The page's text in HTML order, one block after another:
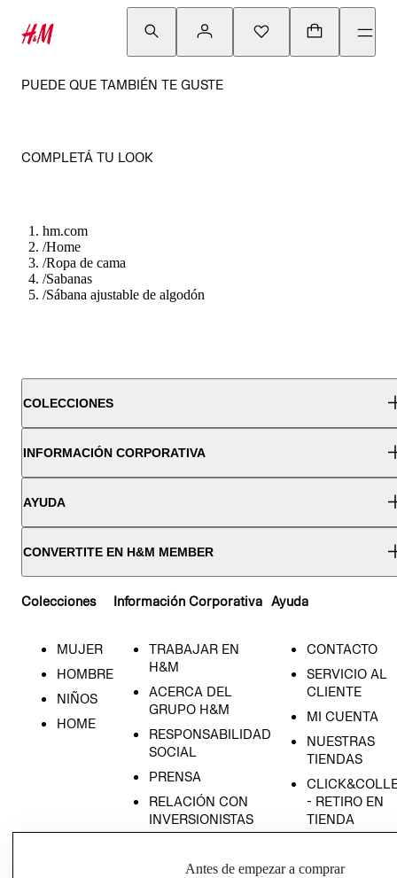
PUEDE QUE TAMBIÉN TE GUSTE
COMPLETÁ TU LOOK
hm.com
/Home
/Ropa de cama
/Sabanas
/Sábana ajustable de algodón
COLECCIONES
INFORMACIÓN CORPORATIVA
AYUDA
CONVERTITE EN H&M MEMBER
Colecciones
MUJER
HOMBRE
NIÑOS
HOME
Información Corporativa
TRABAJAR EN
H&M
ACERCA DEL
GRUPO H&M
RESPONSABILIDAD
SOCIAL
PRENSA
RELACIÓN CON
INVERSIONISTAS
EMPRESARIAL
Ayuda
CONTACTO
SERVICIO AL
CLIENTE
MI CUENTA
NUESTRAS
TIENDAS
- RETIRO EN
TIENDA
Antes de empezar a comprar